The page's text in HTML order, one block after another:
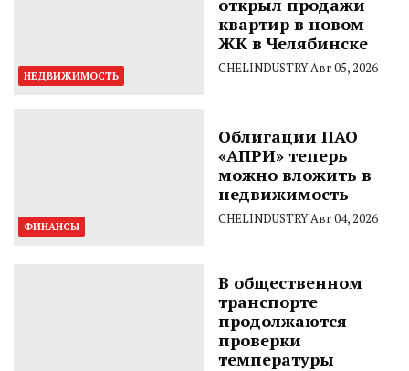
НЕДВИЖИМОСТЬ
открыл продажи
квартир в новом
ЖК в Челябинске
CHELINDUSTRYАвг 05, 2026
ФИНАНСЫ
Облигации ПАО
«АПРИ» теперь
можно вложить в
недвижимость
CHELINDUSTRYАвг 04, 2026
В общественном
транспорте
продолжаются
проверки
температуры